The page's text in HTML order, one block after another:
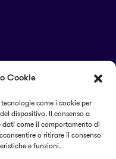
Cookie
come i cookie per
dispositivo. Il consenso a
dati come il comportamento di
o ritirare il consenso
e funzioni.